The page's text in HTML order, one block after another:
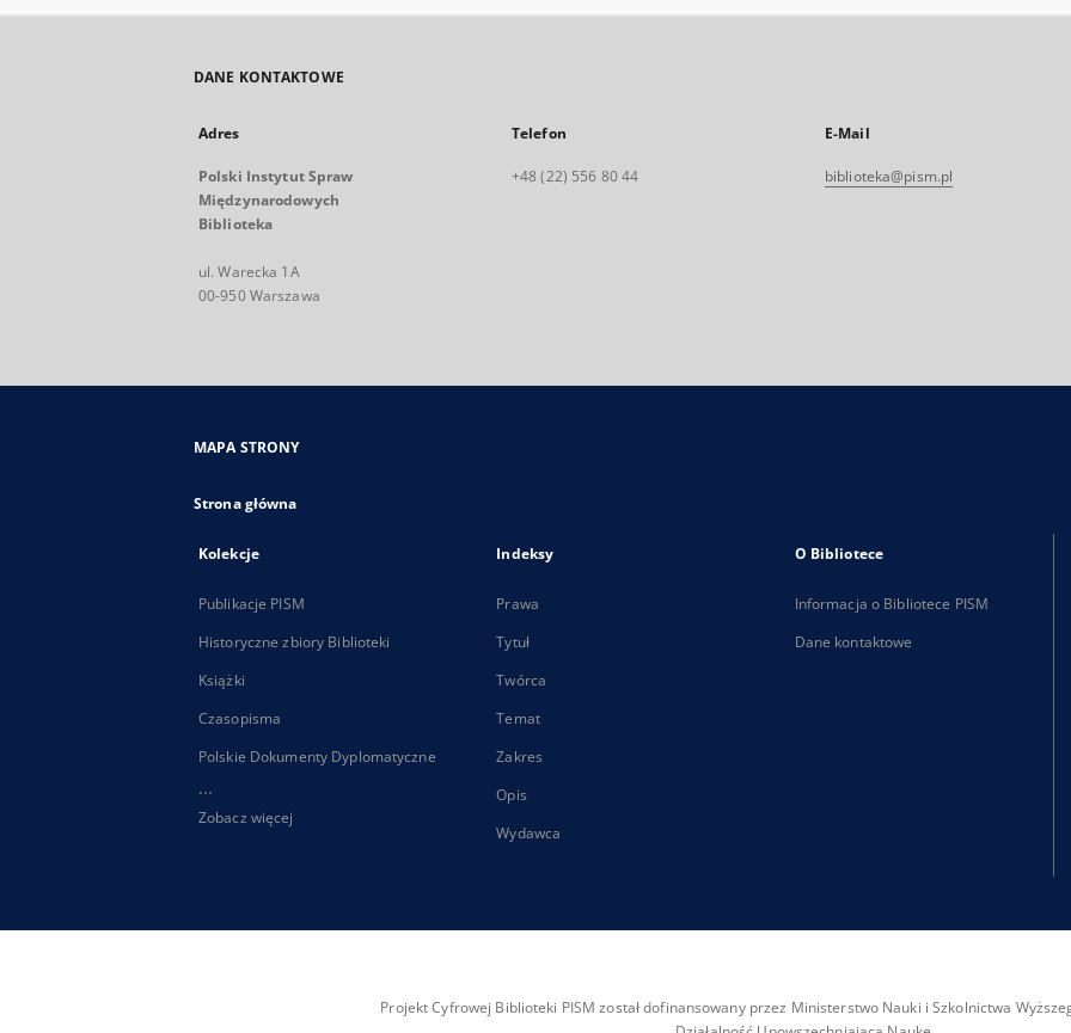
DANE KONTAKTOWE
Adres
Polski Instytut Spraw
Międzynarodowych
Biblioteka
ul. Warecka 1A
00-950 Warszawa
Telefon
+48 (22) 556 80 44
E-Mail
biblioteka@pism.pl
MAPA STRONY
Strona główna
Kolekcje
Publikacje PISM
Historyczne zbiory Biblioteki
Książki
Czasopisma
Polskie Dokumenty Dyplomatyczne
...
Zobacz więcej
Indeksy
Prawa
Tytuł
Twórca
Temat
Zakres
Opis
Wydawca
O Bibliotece
Informacja o Bibliotece PISM
Dane kontaktowe
Projekt Cyfrowej Biblioteki PISM został dofinansowany przez Ministerstwo Nauki i Szkolnictwa